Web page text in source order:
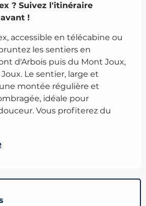
? Suivez l'itinéraire
!
accessible en télécabine ou
les sentiers en
d'Arbois puis du Mont Joux,
Le sentier, large et
montée régulière et
idéale pour
Vous profiterez du